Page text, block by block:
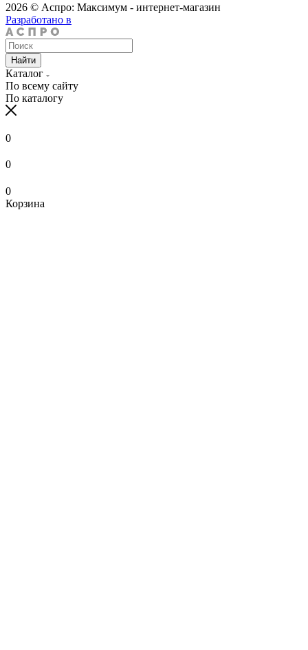
2026 © Аспро: Максимум - интернет-магазин
Разработано в
Найти
Каталог
По всему сайту
По каталогу
0
0
0
Корзина